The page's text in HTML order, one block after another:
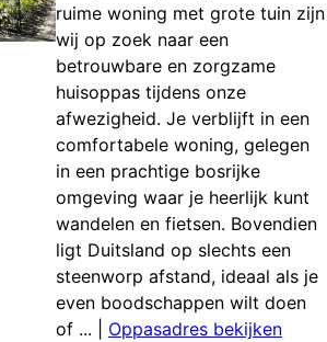
ruime woning met grote tuin zijn
wij op zoek naar een
betrouwbare en zorgzame
huisoppas tijdens onze
afwezigheid. Je verblijft in een
comfortabele woning, gelegen
in een prachtige bosrijke
omgeving waar je heerlijk kunt
wandelen en fietsen. Bovendien
ligt Duitsland op slechts een
steenworp afstand, ideaal als je
even boodschappen wilt doen
of ...
Oppasadres bekijken